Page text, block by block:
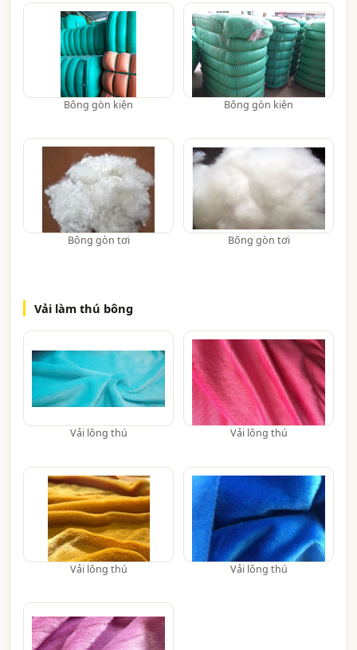
Bông gòn kiện Bông gòn kiện
Bông gòn tơi Bông gòn tơi
Vải làm thú bông
Vải lông thú Vải lông thú
Vải lông thú Vải lông thú